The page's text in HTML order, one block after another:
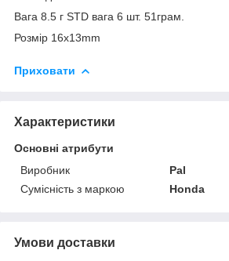
Вага 8.5 г STD вага 6 шт. 51грам.
Розмір 16х13mm
Приховати
Характеристики
Основні атрибути
Виробник
Pal
Сумісність з маркою
Honda
Умови доставки